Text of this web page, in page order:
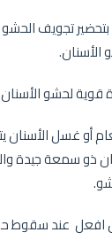
تجويف
قوية لحشو الأسنان
أو غسل الأسنان
ذو سمعة جيدة
افعل عند سقوط